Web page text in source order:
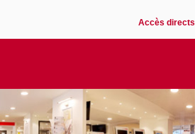
Accès directs